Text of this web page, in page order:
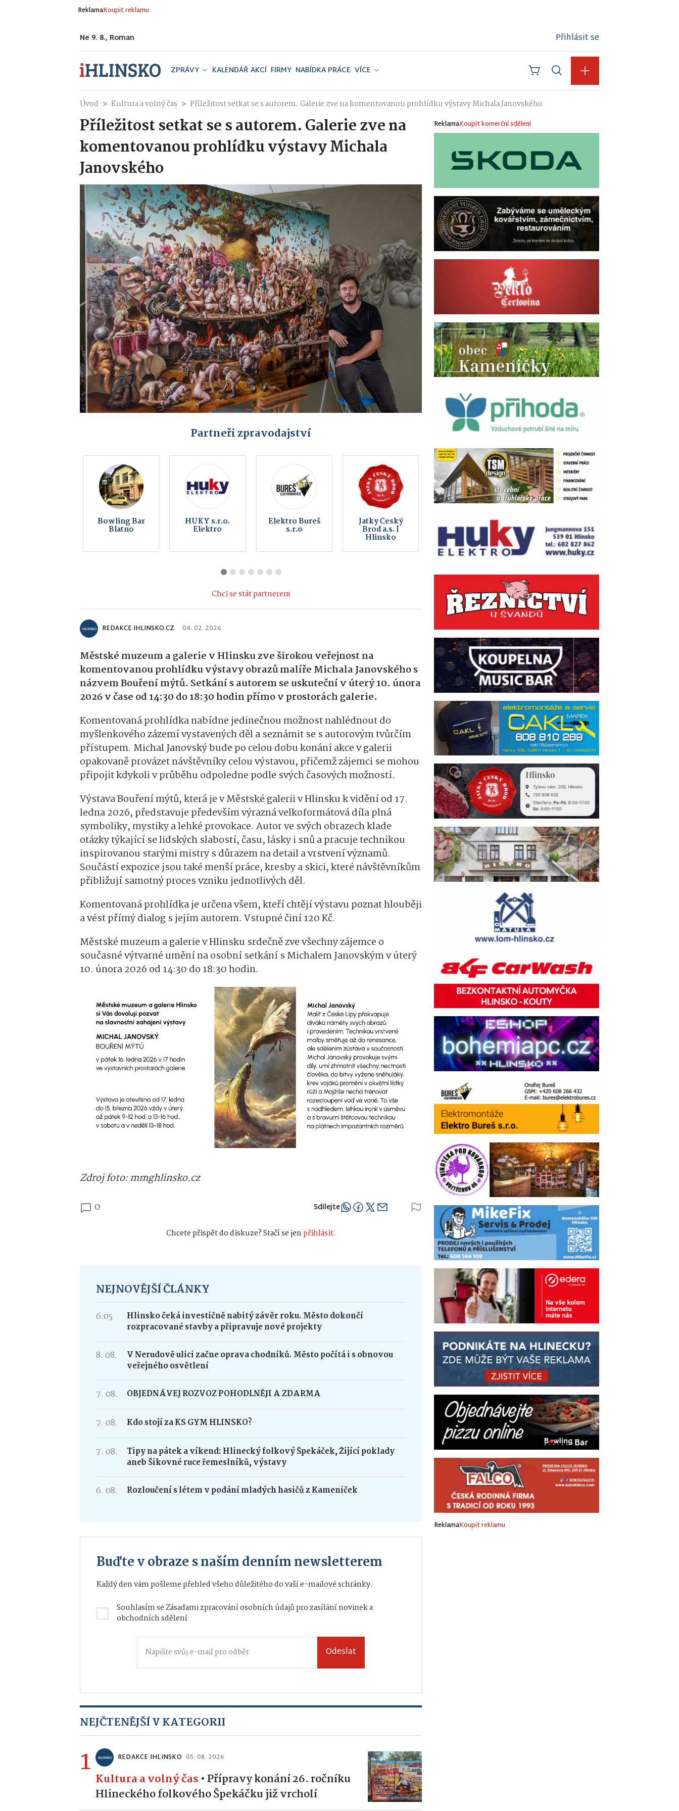
ReklamaKoupit reklamu
Ne 9. 8., Roman Přihlásit se
ZPRÁVY KALENDÁŘ AKCÍ FIRMY NABÍDKA PRÁCE VÍCE
Úvod Kultura a volný čas Příležitost setkat se s autorem. Galerie zve na komentovanou prohlídku výstavy Michala Janovského
Příležitost setkat se s autorem. Galerie zve na
komentovanou prohlídku výstavy Michala
Janovského
Partneři zpravodajství
SOKOL FALCO
s.r.o.
Lom Matula
Hlinsko
BOHEMIA
COMPUTERS -
telefony,
Multifunkční
centrum
Hlinsko
Chci se stát partnerem
REDAKCE IHLINSKO.CZ 04. 02. 2026
Městské muzeum a galerie v Hlinsku zve širokou veřejnost na
komentovanou prohlídku výstavy obrazů malíře Michala Janovského s
názvem Bouření mýtů. Setkání s autorem se uskuteční v úterý 10. února
2026 v čase od 14:30 do 18:30 hodin přímo v prostorách galerie.
Komentovaná prohlídka nabídne jedinečnou možnost nahlédnout do
myšlenkového zázemí vystavených děl a seznámit se s autorovým tvůrčím
přístupem. Michal Janovský bude po celou dobu konání akce v galerii
opakovaně provázet návštěvníky celou výstavou, přičemž zájemci se mohou
připojit kdykoli v průběhu odpoledne podle svých časových možností.
Výstava Bouření mýtů, která je v Městské galerii v Hlinsku k vidění od 17.
ledna 2026, představuje především výrazná velkoformátová díla plná
symboliky, mystiky a lehké provokace. Autor ve svých obrazech klade
otázky týkající se lidských slabostí, času, lásky i snů a pracuje technikou
inspirovanou starými mistry s důrazem na detail a vrstvení významů.
Součástí expozice jsou také menší práce, kresby a skici, které návštěvníkům
přibližují samotný proces vzniku jednotlivých děl.
Komentovaná prohlídka je určena všem, kteří chtějí výstavu poznat hlouběji
a vést přímý dialog s jejím autorem. Vstupné činí 120 Kč.
Městské muzeum a galerie v Hlinsku srdečně zve všechny zájemce o
současné výtvarné umění na osobní setkání s Michalem Janovským v úterý
10. února 2026 od 14:30 do 18:30 hodin.
Zdroj foto: mmghlinsko.cz
0
Sdílejte
Chcete přispět do diskuze? Stačí se jenpřihlásit.
NEJNOVĚJŠÍ ČLÁNKY
6:05
Hlinsko čeká investičně nabitý závěr roku. Město dokončí
rozpracované stavby a připravuje nové projekty
8. 08.
V Nerudově ulici začne oprava chodníků. Město počítá i s obnovou
veřejného osvětlení
7. 08. OBJEDNÁVEJ ROZVOZ POHODLNĚJI A ZDARMA
7. 08. Kdo stojí za KS GYM HLINSKO?
7. 08.
Tipy na pátek a víkend: Hlinecký folkový Špekáček, Žijící poklady
aneb Šikovné ruce řemeslníků, výstavy
6. 08. Rozloučení s létem v podání mladých hasičů z Kameniček
Buďte v obraze s naším denním newsletterem
Každý den vám pošleme přehled všeho důležitého do vaší e-mailové schránky.
Souhlasím seZásadami zpracování osobních údajůpro zasílání novinek a
obchodních sdělení
Odeslat
NEJČTENĚJŠÍ V KATEGORII
1 REDAKCE IHLINSKO 05. 08. 2026
Kultura a volný čas • Přípravy konání 26. ročníku
Hlineckého folkového Špekáčku již vrcholí
ReklamaKoupit komerční sdělení
ReklamaKoupit reklamu